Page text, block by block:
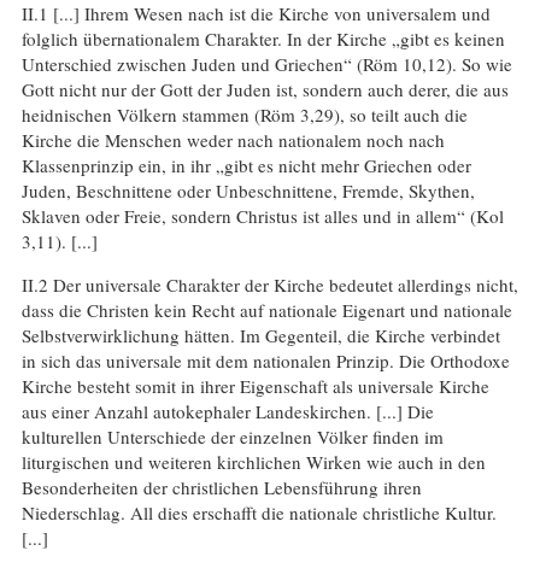
II.1 [...] Ihrem Wesen nach ist die Kirche von universalem und
folglich übernationalem Charakter. In der Kirche „gibt es keinen
Unterschied zwischen Juden und Griechen“ (Röm 10,12). So wie
Gott nicht nur der Gott der Juden ist, sondern auch derer, die aus
heidnischen Völkern stammen (Röm 3,29), so teilt auch die
Kirche die Menschen weder nach nationalem noch nach
Klassenprinzip ein, in ihr „gibt es nicht mehr Griechen oder
Juden, Beschnittene oder Unbeschnittene, Fremde, Skythen,
Sklaven oder Freie, sondern Christus ist alles und in allem“ (Kol
3,11). [...]
II.2 Der universale Charakter der Kirche bedeutet allerdings nicht,
dass die Christen kein Recht auf nationale Eigenart und nationale
Selbstverwirklichung hätten. Im Gegenteil, die Kirche verbindet
in sich das universale mit dem nationalen Prinzip. Die Orthodoxe
Kirche besteht somit in ihrer Eigenschaft als universale Kirche
aus einer Anzahl autokephaler Landeskirchen. [...] Die
kulturellen Unterschiede der einzelnen Völker finden im
liturgischen und weiteren kirchlichen Wirken wie auch in den
Besonderheiten der christlichen Lebensführung ihren
Niederschlag. All dies erschafft die nationale christliche Kultur.
[...]